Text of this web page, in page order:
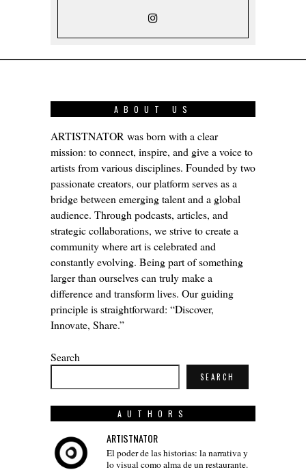
ABOUT US
ARTISTNATOR was born with a clear
mission: to connect, inspire, and give a voice to
artists from various disciplines. Founded by two
passionate creators, our platform serves as a
bridge between emerging talent and a global
audience. Through podcasts, articles, and
strategic collaborations, we strive to create a
community where art is celebrated and
constantly evolving. Being part of something
larger than ourselves can truly make a
difference and transform lives. Our guiding
principle is straightforward: “Discover,
Innovate, Share.”
Search
SEARCH
AUTHORS
ARTISTNATOR
El poder de las historias: la narrativa y
lo visual como alma de un restaurante.